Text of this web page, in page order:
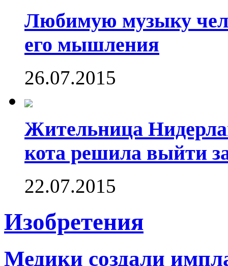
Любимую музыку
его мышления
26.07.2015
Жительница
кота решила выйти
22.07.2015
Изобретения
Медики создали